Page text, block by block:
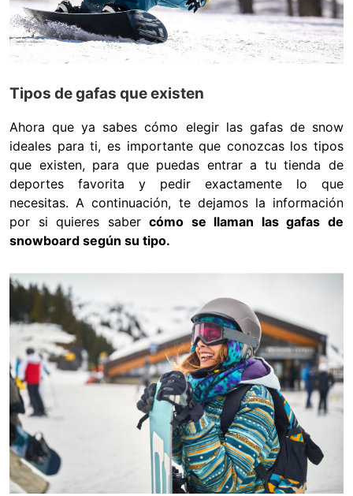
Tipos de gafas que existen
Ahora que ya sabes cómo elegir las gafas de snow
ideales para ti, es importante que conozcas los tipos
que existen, para que puedas entrar a tu tienda de
deportes favorita y pedir exactamente lo que
necesitas. A continuación, te dejamos la información
por si quieres sabercómo se llaman las gafas de
snowboard según su tipo.